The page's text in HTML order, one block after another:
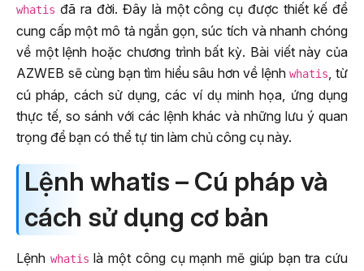
whatis đã ra đời. Đây là một công cụ được thiết kế để
cung cấp một mô tả ngắn gọn, súc tích và nhanh chóng
về một lệnh hoặc chương trình bất kỳ. Bài viết này của
AZWEB sẽ cùng bạn tìm hiểu sâu hơn về lệnhwhatis, từ
cú pháp, cách sử dụng, các ví dụ minh họa, ứng dụng
thực tế, so sánh với các lệnh khác và những lưu ý quan
trọng để bạn có thể tự tin làm chủ công cụ này.
Lệnh whatis – Cú pháp và
cách sử dụng cơ bản
Lệnh whatis là một công cụ mạnh mẽ giúp bạn tra cứu